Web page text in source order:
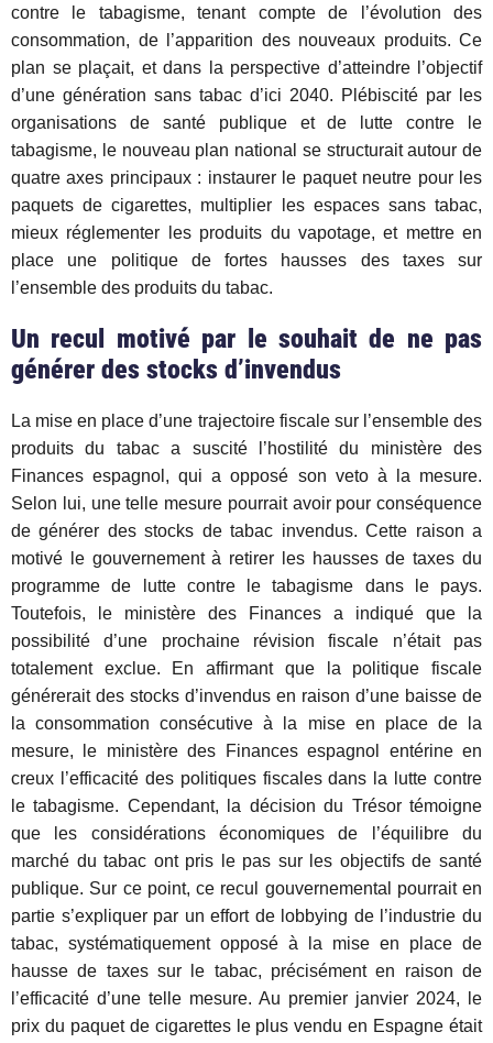
contre le tabagisme, tenant compte de l’évolution des
consommation, de l’apparition des nouveaux produits. Ce
plan se plaçait, et dans la perspective d’atteindre l’objectif
d’une génération sans tabac d’ici 2040. Plébiscité par les
organisations de santé publique et de lutte contre le
tabagisme, le nouveau plan national se structurait autour de
quatre axes principaux : instaurer le paquet neutre pour les
paquets de cigarettes, multiplier les espaces sans tabac,
mieux réglementer les produits du vapotage, et mettre en
place une politique de fortes hausses des taxes sur
l’ensemble des produits du tabac.
Un recul motivé par le souhait de ne pas
générer des stocks d’invendus
La mise en place d’une trajectoire fiscale sur l’ensemble des
produits du tabac a suscité l’hostilité du ministère des
Finances espagnol, qui a opposé son veto à la mesure.
Selon lui, une telle mesure pourrait avoir pour conséquence
de générer des stocks de tabac invendus. Cette raison a
motivé le gouvernement à retirer les hausses de taxes du
programme de lutte contre le tabagisme dans le pays.
Toutefois, le ministère des Finances a indiqué que la
possibilité d’une prochaine révision fiscale n’était pas
totalement exclue. En affirmant que la politique fiscale
générerait des stocks d’invendus en raison d’une baisse de
la consommation consécutive à la mise en place de la
mesure, le ministère des Finances espagnol entérine en
creux l’efficacité des politiques fiscales dans la lutte contre
le tabagisme. Cependant, la décision du Trésor témoigne
que les considérations économiques de l’équilibre du
marché du tabac ont pris le pas sur les objectifs de santé
publique. Sur ce point, ce recul gouvernemental pourrait en
partie s’expliquer par un effort de lobbying de l’industrie du
tabac, systématiquement opposé à la mise en place de
hausse de taxes sur le tabac, précisément en raison de
l’efficacité d’une telle mesure. Au premier janvier 2024, le
prix du paquet de cigarettes le plus vendu en Espagne était